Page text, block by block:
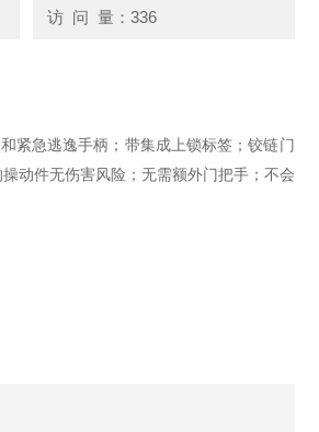
访 问 量：336
紧急逃逸手柄；带集成上锁标签；铰链门
动件无伤害风险；无需额外门把手；不会